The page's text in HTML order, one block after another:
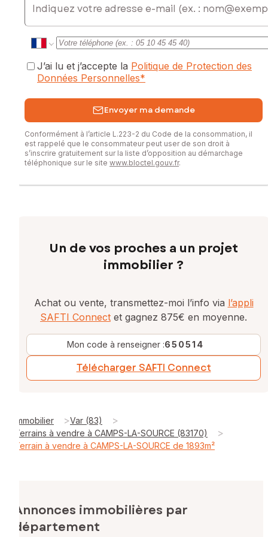
J’ai lu et j’accepte la Politique de Protection des
Données Personnelles*
Envoyer ma demande
Conformément à l’article L.223-2 du Code de la consommation, il
est rappelé que le consommateur peut user de son droit à
s’inscrire gratuitement sur la liste d’opposition au démarchage
téléphonique sur le site www.bloctel.gouv.fr.
Un de vos proches a un projet
immobilier ?
Achat ou vente, transmettez-moi l’info via l’appli
SAFTI Connect et gagnez 875€ en moyenne.
Mon code à renseigner :650514
Télécharger SAFTI Connect
Immobilier >Var (83) >
Terrains à vendre à CAMPS-LA-SOURCE (83170) >
Terrain à vendre à CAMPS-LA-SOURCE de 1893m²
Annonces immobilières par
département